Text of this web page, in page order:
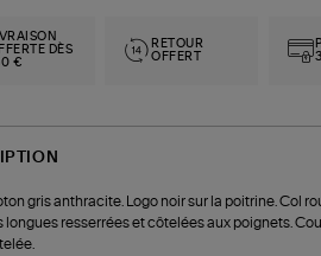
DÈS
€
RETOUR
OFFERT
gris anthracite. Logo noir sur la poitrine. Col
longues resserrées et côtelées aux poignets.